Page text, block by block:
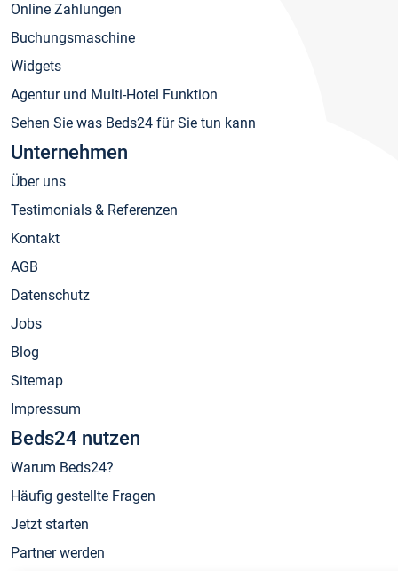
Online Zahlungen
Buchungsmaschine
Widgets
Agentur und Multi-Hotel Funktion
Sehen Sie was Beds24 für Sie tun kann
Unternehmen
Über uns
Testimonials & Referenzen
Kontakt
AGB
Datenschutz
Jobs
Blog
Sitemap
Impressum
Beds24 nutzen
Warum Beds24?
Häufig gestellte Fragen
Jetzt starten
Partner werden